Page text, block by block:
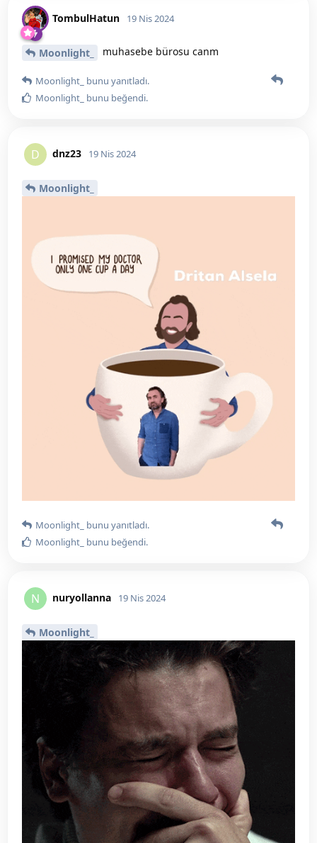
TombulHatun 19 Nis 2024
Moonlight_ muhasebe bürosu canm
Moonlight_ bunu yanıtladı.
Moonlight_ bunu beğendi.
D dnz23 19 Nis 2024
Moonlight_
Moonlight_ bunu yanıtladı.
Moonlight_ bunu beğendi.
N nuryollanna 19 Nis 2024
Moonlight_